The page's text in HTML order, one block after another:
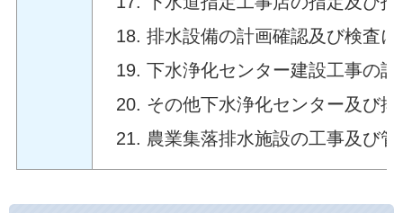
排水設備の計画確認及び検査
下水浄化センター建設工事の
その他下水浄化センター及び
農業集落排水施設の工事及び